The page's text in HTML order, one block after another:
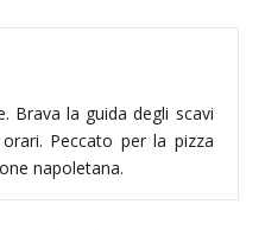
Brava la guida degli scavi
Peccato per la pizza
napoletana.